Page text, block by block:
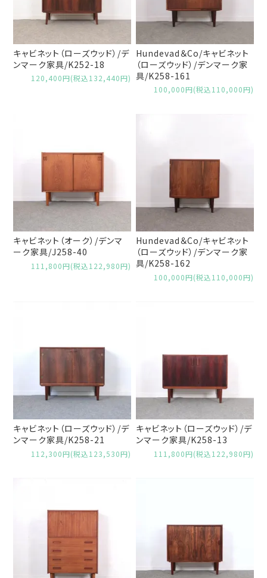
キャビネット（ローズウッド）/デ
ンマーク家具/K252-18
120,400円(税込132,440円)
Hundevad＆Co/キャビネット
（ローズウッド）/デンマーク家
具/K258-161
100,000円(税込110,000円)
キャビネット（オーク）/デンマ
ーク家具/J258-40
111,800円(税込122,980円)
Hundevad＆Co/キャビネット
（ローズウッド）/デンマーク家
具/K258-162
100,000円(税込110,000円)
キャビネット（ローズウッド）/デ
ンマーク家具/K258-21
112,300円(税込123,530円)
キャビネット（ローズウッド）/デ
ンマーク家具/K258-13
111,800円(税込122,980円)